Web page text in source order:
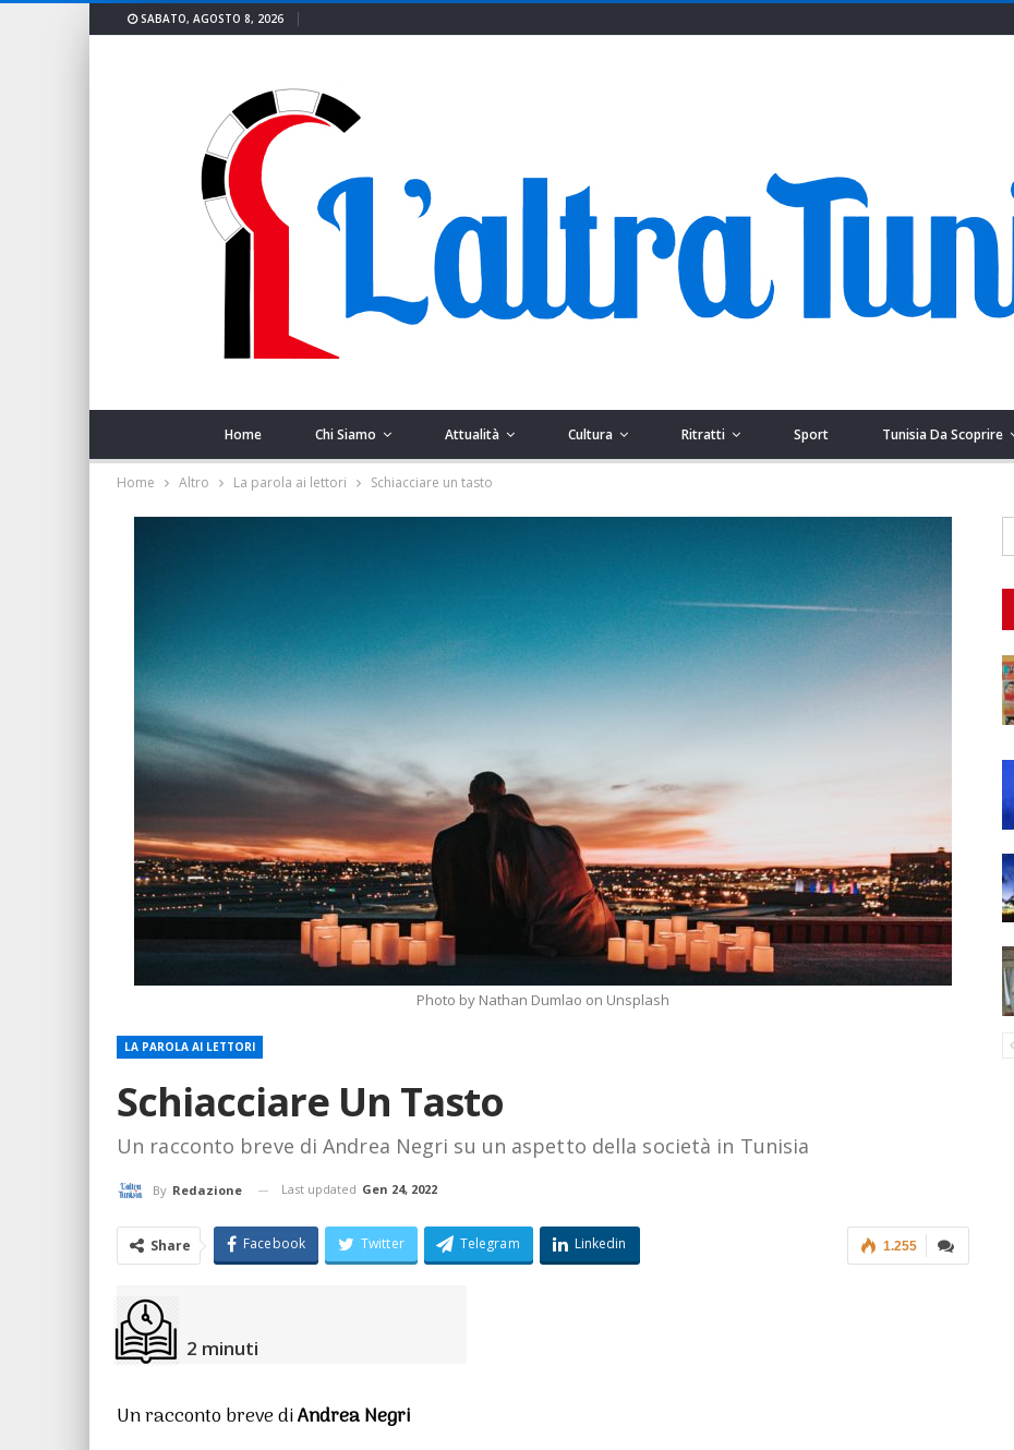
SABATO, AGOSTO 8, 2026
Home Chi Siamo Attualità Cultura Ritratti Sport Tunisia Da Scoprire
Home Altro La parola ai lettori Schiacciare un tasto
Photo by Nathan Dumlao on Unsplash
LA PAROLA AI LETTORI
Schiacciare Un Tasto
Un racconto breve di Andrea Negri su un aspetto della società in Tunisia
By Redazione Last updated Gen 24, 2022
1.255
Share Facebook Twitter Telegram Linkedin
2 minuti
Un racconto breve diAndrea Negri